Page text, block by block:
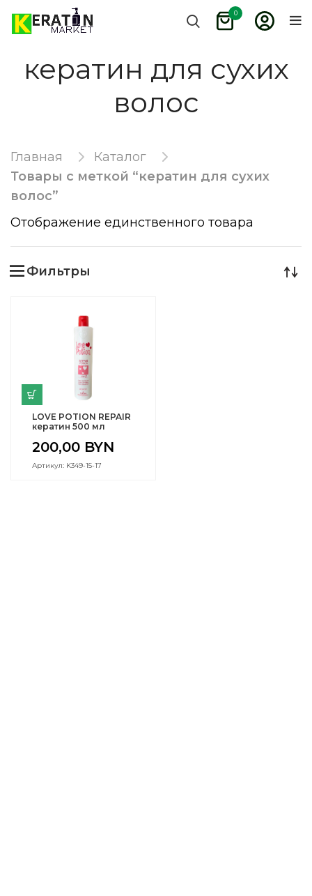
0
кератин для сухих
волос
Главная
Каталог
Товары с меткой “кератин для сухих
волос”
Отображение единственного товара
Фильтры
LOVE POTION REPAIR
кератин 500 мл
200,00 BYN
Артикул: K349-15-17